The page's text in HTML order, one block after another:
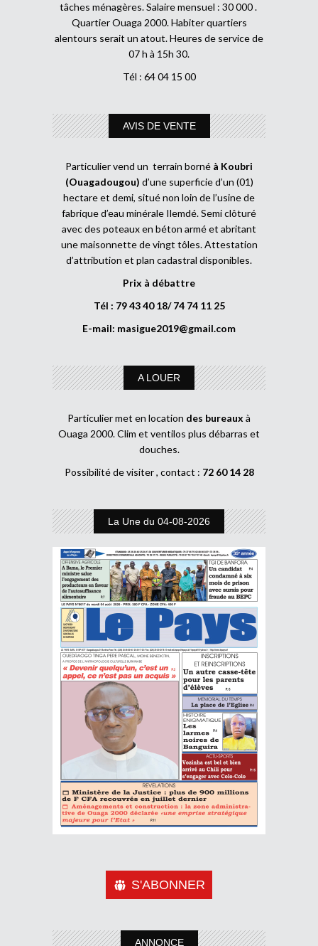
tâches ménagères. Salaire mensuel : 30 000 .
Quartier Ouaga 2000. Habiter quartiers
alentours serait un atout. Heures de service de
07 h à 15h 30.
Tél : 64 04 15 00
AVIS DE VENTE
Particulier vend un terrain borné à Koubri
(Ouagadougou) d’une superficie d’un (01)
hectare et demi, situé non loin de l’usine de
fabrique d’eau minérale Ilemdé. Semi clôturé
avec des poteaux en béton armé et abritant
une maisonnette de vingt tôles. Attestation
d’attribution et plan cadastral disponibles.
Prix à débattre
Tél : 79 43 40 18/ 74 74 11 25
E-mail: masigue2019@gmail.com
A LOUER
Particulier met en location des bureaux à
Ouaga 2000. Clim et ventilos plus débarras et
douches.
Possibilité de visiter , contact : 72 60 14 28
La Une du 04-08-2026
S'ABONNER
ANNONCE